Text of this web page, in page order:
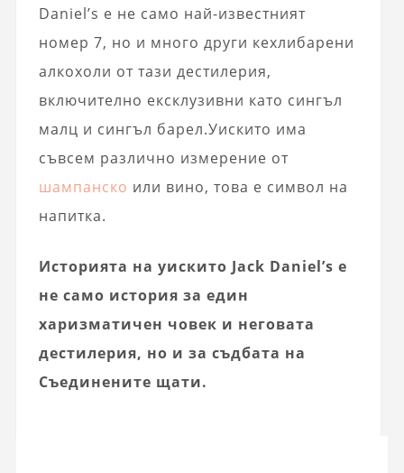
Daniel’s е не само най-известният
номер 7, но и много други кехлибарени
алкохоли от тази дестилерия,
включително ексклузивни като сингъл
малц и сингъл барел.Уискито има
съвсем различно измерение от
шампанско или вино, това е символ на
напитка.
Историята на уискито Jack Daniel’s е
не само история за един
харизматичен човек и неговата
дестилерия, но и за съдбата на
Съединените щати.